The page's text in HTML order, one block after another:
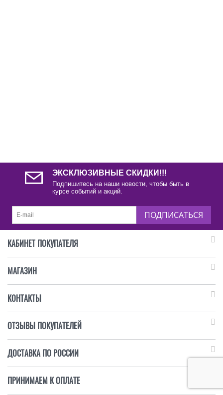
ЭКСКЛЮЗИВНЫЕ СКИДКИ!!!
Подпишитесь на наши новости, чтобы быть в
курсе событий и акций.
ПОДПИСАТЬСЯ
КАБИНЕТ ПОКУПАТЕЛЯ
МАГАЗИН
КОНТАКТЫ
ОТЗЫВЫ ПОКУПАТЕЛЕЙ
ДОСТАВКА ПО РОССИИ
ПРИНИМАЕМ К ОПЛАТЕ